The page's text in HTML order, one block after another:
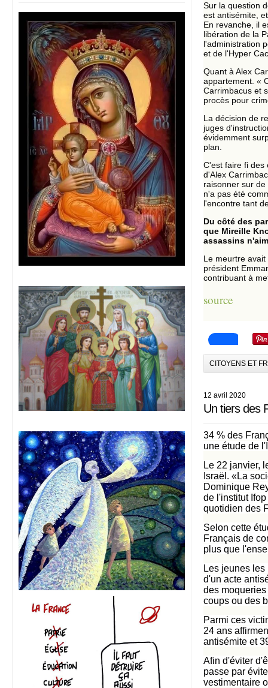
Sur la question
est antisémite,
En revanche, il
libération de la
l'administration
et de l'Hyper
Quant à Alex
appartement. «
Carrimbacus et
procès pour
La décision de
juges
évidemment
plan.
C'est faire fi des
d'Alex
raisonner sur
n'a pas été
l'encontre tant
Du côté des
que Mireille
assassins
Le meurtre
président
contribuant à
source
CITOYENS ET
12 avril 2020
Un tiers des
34 % des
une étude de
Le 22 janvier,
Israël. «La
Dominique
de l'institut
quotidien des
Selon cette
Français de
plus que
Les jeunes
d'un acte
des
coups ou des
Parmi ces
24 ans
antisémite et
Afin d'éviter
passe par
vestimentaire